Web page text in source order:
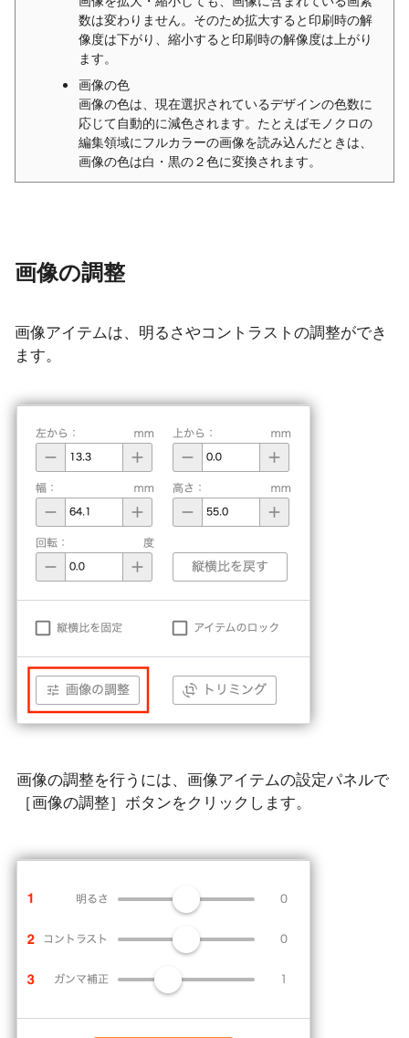
数は変わりません。そのため拡大すると印刷時の解
像度は下がり、縮小すると印刷時の解像度は上がり
ます。
画像の色
画像の色は、現在選択されているデザインの色数に
応じて自動的に減色されます。たとえばモノクロの
編集領域にフルカラーの画像を読み込んだときは、
画像の色は白・黒の２色に変換されます。
画像の調整
画像アイテムは、明るさやコントラストの調整ができ
ます。
画像の調整を行うには、画像アイテムの設定パネルで
［画像の調整］ボタンをクリックします。